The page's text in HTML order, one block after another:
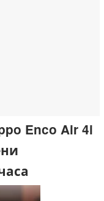
Enco Air 4i